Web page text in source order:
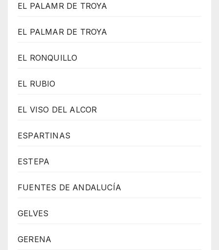
EL PALAMR DE TROYA
EL PALMAR DE TROYA
EL RONQUILLO
EL RUBIO
EL VISO DEL ALCOR
ESPARTINAS
ESTEPA
FUENTES DE ANDALUCÍA
GELVES
GERENA